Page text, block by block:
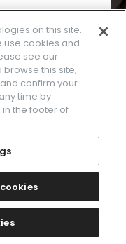
る
on this site.
use cookies and
see our
browse this site,
confirm your
time by
in the footer of